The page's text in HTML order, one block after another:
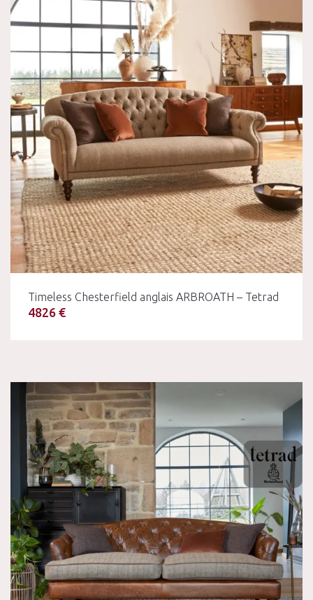
Timeless Chesterfield anglais ARBROATH – Tetrad
4826 €